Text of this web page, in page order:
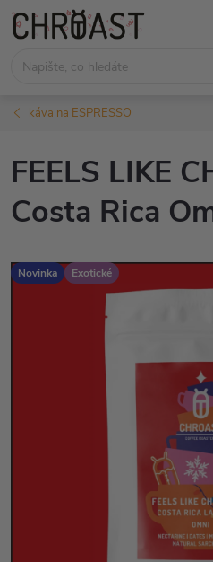
Přejít
káva na ESPRESSO
FEELS LIKE
Costa Rica
Novinka Exotické